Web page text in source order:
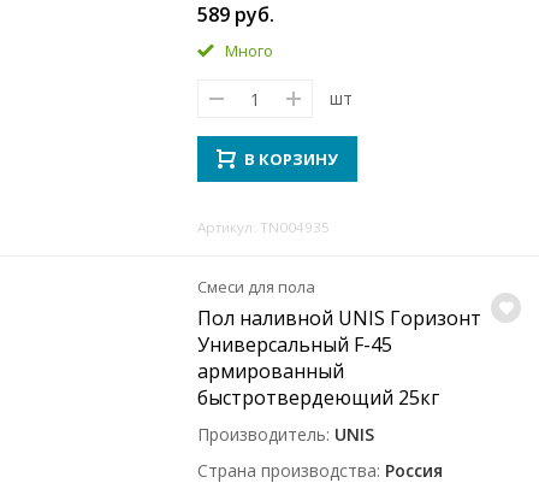
589 руб.
Много
шт
В КОРЗИНУ
Артикул: TN004935
Смеси для пола
Пол наливной UNIS Горизонт
Универсальный F-45
армированный
быстротвердеющий 25кг
Производитель UNIS
Страна производства Россия